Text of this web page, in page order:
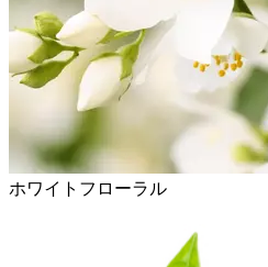
ホワイトフローラル